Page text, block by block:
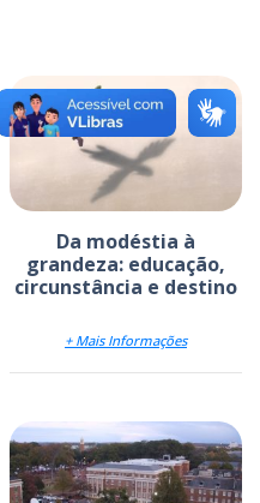
Da modéstia à
grandeza: educação,
circunstância e destino
+ Mais Informações